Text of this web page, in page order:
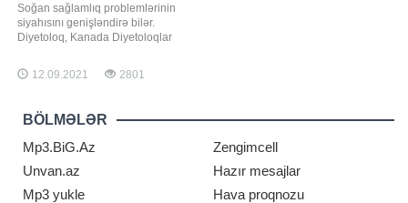
Soğan sağlamlıq problemlərinin
siyahısını genişləndirə bilər.
Diyetoloq, Kanada Diyetoloqlar
bu barədə danışıb. O bildirib ki,
soğan xüsusilə mədə-bağırsaq
ola bilər. N.Nefedova "Sputnik"
radiosuna verdiyi müsahibədə qey
12.09.2021 2801
BÖLMƏLƏR
Mp3.BiG.Az
Zengimcell
Unvan.az
Hazır mesajlar
Mp3 yukle
Hava proqnozu